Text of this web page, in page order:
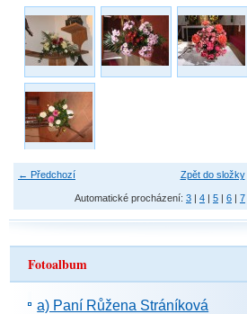
← Předchozí Zpět do složky
Automatické procházení: 3 | 4 | 5 | 6 | 7
Fotoalbum
a) Paní Růžena Stráníková